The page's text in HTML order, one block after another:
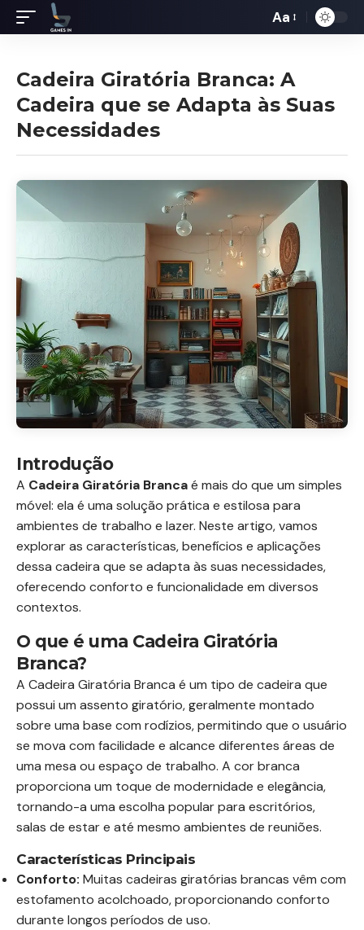
fontes
Aa
Cadeira Giratória Branca: A
Cadeira que se Adapta às Suas
Necessidades
Introdução
A Cadeira Giratória Brancaé mais do que um simples
móvel: ela é uma solução prática e estilosa para
ambientes de trabalho e lazer. Neste artigo, vamos
explorar as características, benefícios e aplicações
dessa cadeira que se adapta às suas necessidades,
oferecendo conforto e funcionalidade em diversos
contextos.
O que é uma Cadeira Giratória
Branca?
A Cadeira Giratória Branca é um tipo de cadeira que
possui um assento giratório, geralmente montado
sobre uma base com rodízios, permitindo que o usuário
se mova com facilidade e alcance diferentes áreas de
uma mesa ou espaço de trabalho. A cor branca
proporciona um toque de modernidade e elegância,
tornando-a uma escolha popular para escritórios,
salas de estar e até mesmo ambientes de reuniões.
Características Principais
Conforto: Muitas cadeiras giratórias brancas vêm com
estofamento acolchoado, proporcionando conforto
durante longos períodos de uso.